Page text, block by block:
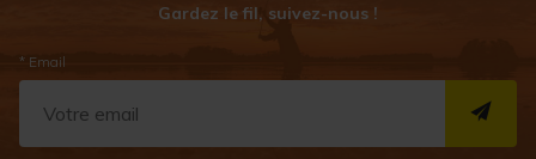
Gardez le fil, suivez-nous !
* Email